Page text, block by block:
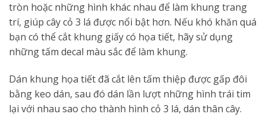
tròn hoặc những hình khác nhau để làm khung trang
trí, giúp cây cỏ 3 lá được nổi bật hơn. Nếu khó khăn quá
bạn có thể cắt khung giấy có họa tiết, hãy sử dụng
những tấm decal màu sắc để làm khung.
Dán khung họa tiết đã cắt lên tấm thiệp được gấp đôi
bằng keo dán, sau đó dán lần lượt những hình trái tim
lại với nhau sao cho thành hình cỏ 3 lá, dán thân cây.